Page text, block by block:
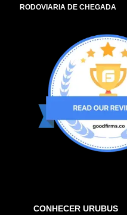
RODOVIARIA DE CHEGADA
CONHECER URUBUS